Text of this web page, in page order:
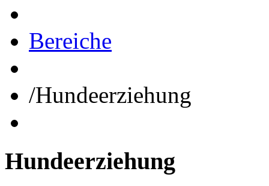
Bereiche
/Hundeerziehung
Hundeerziehung